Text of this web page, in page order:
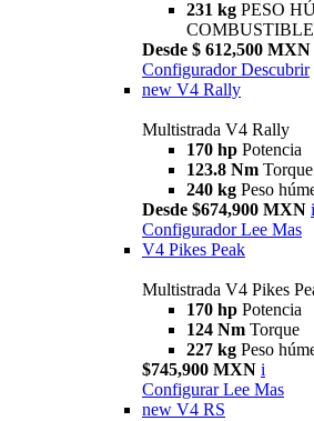
231 kg PESO
COMBUSTIBLE
Desde $ 612,500 MXN
Configurador Descubrir
new V4 Rally
Multistrada V4 Rally
170 hp Potencia
123.8 Nm Torque
240 kg Peso
Desde $674,900 MXN i
Configurador Lee Mas
V4 Pikes Peak
Multistrada V4 Pikes
170 hp Potencia
124 Nm Torque
227 kg Peso
$745,900 MXN i
Configurar Lee Mas
new V4 RS